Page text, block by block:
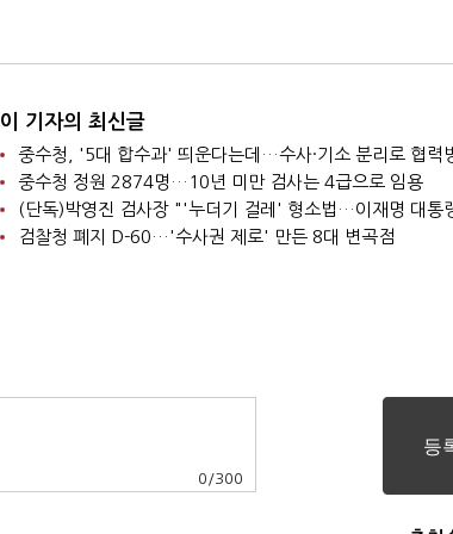
이 기자의 최신글
중수청 정원 2874명…10년 미만 검사는 4급으로 임용
검찰청 폐지 D-60…'수사권 제로' 만든 8대 변곡점
0 /300